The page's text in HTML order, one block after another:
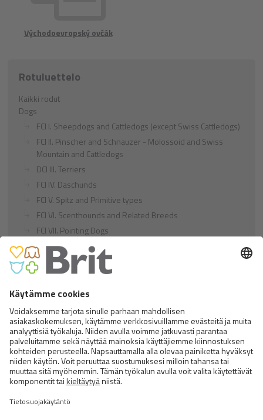
Východoevropský ovčák
Rotuluettelo
Kaikki rodut
Dogs
FCI I. Sheepdogs and Cattledogs (except Swiss Cattledogs)
FCI II. Pinscher and Schnauzer - Molossoid and Swiss
Mountain and Cattledogs
DCI III. Terriers
FCI IV. Daschunds
FCI V. Spitz and Primitive types
FCI VI. Scenthounds and Related Breeds
FCI VII. Pointing Dogs
FCI VIII. Retrievers - Flushing Dogs - Water Dogs
FCI IX. Companion and Toy Dogs
FCI X. Sighthounds
FCI Breeds provisionally accepted
Cats
Exotic and Persian Cats
Semi-longhaired Cats
Short-haired and Somali Cats
Siamese and Oriental Cats
Unrecognized Breeds